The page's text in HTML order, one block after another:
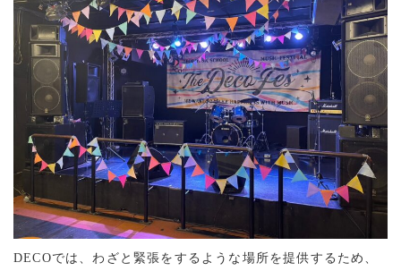
DECOでは、わざと緊張をするような場所を提供するため、